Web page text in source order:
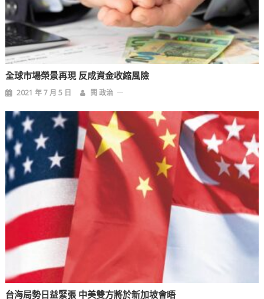
全球市場榮景再現 反成資金收縮風險
2021 年 7 月 5 日 閱 政治
台海局勢日益緊張 中美雙方將於新加坡會晤